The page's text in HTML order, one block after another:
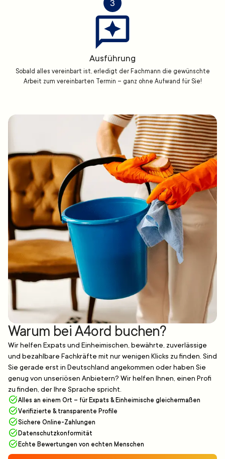
3
Ausführung
Sobald alles vereinbart ist, erledigt der Fachmann die gewünschte
Arbeit zum vereinbarten Termin – ganz ohne Aufwand für Sie!
Warum bei A4ord buchen?
Wir helfen Expats und Einheimischen, bewährte, zuverlässige
und bezahlbare Fachkräfte mit nur wenigen Klicks zu finden. Sind
Sie gerade erst in Deutschland angekommen oder haben Sie
genug von unseriösen Anbietern? Wir helfen Ihnen, einen Profi
zu finden, der Ihre Sprache spricht.
Alles an einem Ort – für Expats & Einheimische gleichermaßen
Verifizierte & transparente Profile
Sichere Online-Zahlungen
Datenschutzkonformität
Echte Bewertungen von echten Menschen